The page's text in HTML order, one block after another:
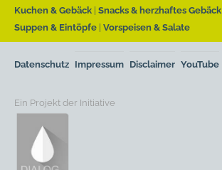
Kuchen & Gebäck Snacks & herzhaftes Gebäck
Suppen & Eintöpfe Vorspeisen & Salate
Datenschutz Impressum Disclaimer YouTube
Ein Projekt der Initiative